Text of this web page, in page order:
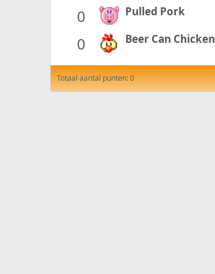
0 Pulled Pork
0 Beer Can Chicken
Totaal aantal punten: 0